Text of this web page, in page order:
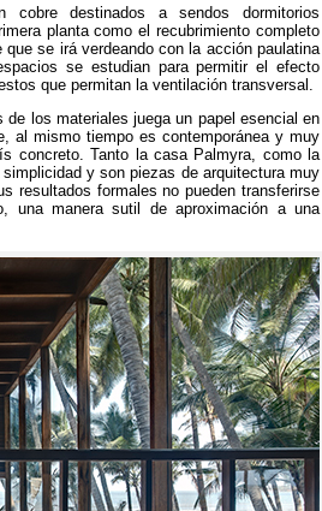
cobre destinados a sendos dormitorios
planta como el recubrimiento completo
se irá verdeando con la acción paulatina
se estudian para permitir el efecto
que permitan la ventilación transversal
de los materiales juega un papel esencial en
al mismo tiempo es contemporánea y muy
concreto.Tanto la casa Palmyra
como la
y son piezas de arquitectura muy
resultados formales no pueden transferirse
una manera sutil de aproximación a una